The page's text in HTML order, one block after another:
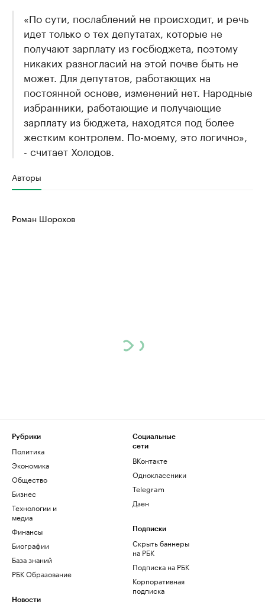
«По сути, послаблений не происходит, и речь
идет только о тех депутатах, которые не
получают зарплату из госбюджета, поэтому
никаких разногласий на этой почве быть не
может. Для депутатов, работающих на
постоянной основе, изменений нет. Народные
избранники, работающие и получающие
зарплату из бюджета, находятся под более
жестким контролем. По-моему, это логично»,
- считает Холодов.
Авторы
Роман Шорохов
Рубрики
Политика
Экономика
Общество
Бизнес
Технологии и
медиа
Финансы
Биографии
База знаний
РБК Образование
Новости
Социальные
сети
ВКонтакте
Одноклассники
Telegram
Дзен
Подписки
Скрыть баннеры
на РБК
Подписка на РБК
Корпоративная
подписка